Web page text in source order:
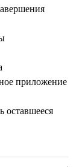
приложение
оставшееся